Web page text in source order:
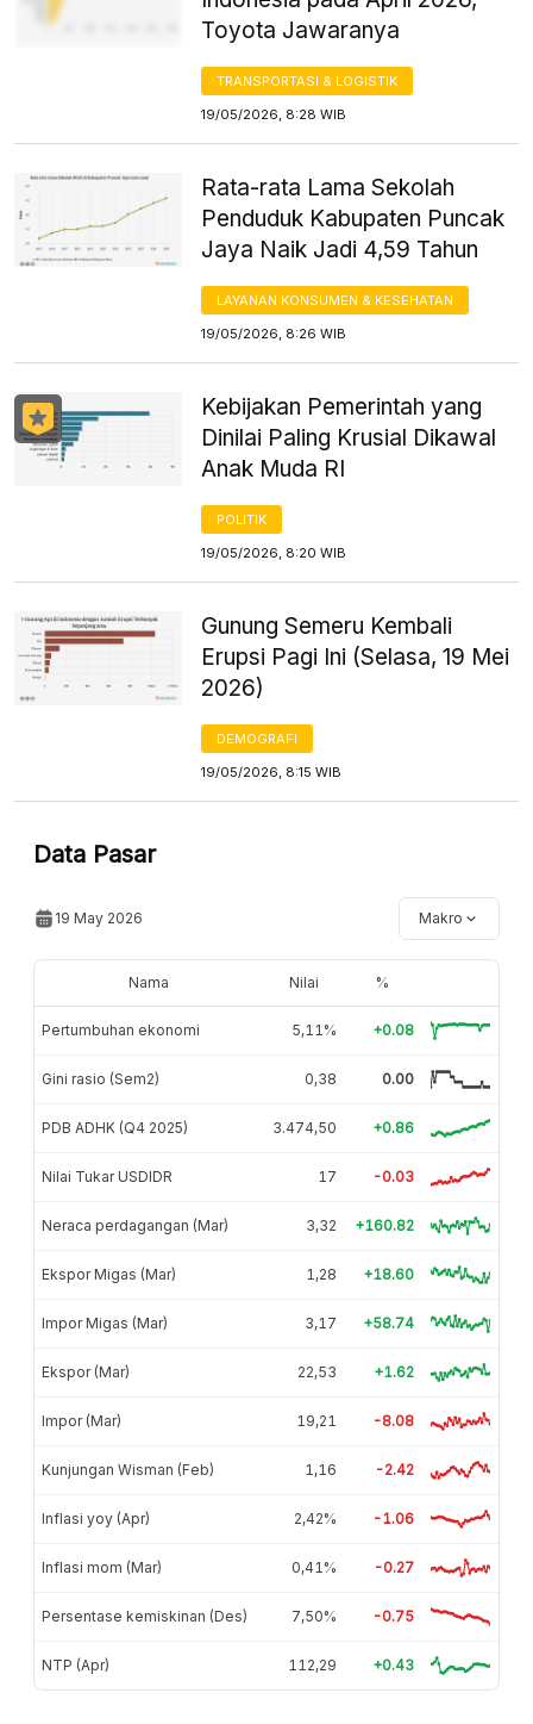
Toyota Jawaranya
TRANSPORTASI & LOGISTIK
19/05/2026, 8:28 WIB
Rata-rata Lama Sekolah
Penduduk Kabupaten Puncak
Jaya Naik Jadi 4,59 Tahun
LAYANAN KONSUMEN & KESEHATAN
19/05/2026, 8:26 WIB
Kebijakan Pemerintah yang
Dinilai Paling Krusial Dikawal
Anak Muda RI
POLITIK
19/05/2026, 8:20 WIB
Gunung Semeru Kembali
Erupsi Pagi Ini (Selasa, 19 Mei
2026)
DEMOGRAFI
19/05/2026, 8:15 WIB
Data Pasar
19 May 2026 Makro
Nama Nilai %
Pertumbuhan ekonomi 5,11% +0.08
Gini rasio (Sem2) 0,38 0.00
PDB ADHK (Q4 2025) 3.474,50 +0.86
Nilai Tukar USDIDR 17 -0.03
Neraca perdagangan (Mar) 3,32 +160.82
Ekspor Migas (Mar) 1,28 +18.60
Impor Migas (Mar) 3,17 +58.74
Ekspor (Mar) 22,53 +1.62
Impor (Mar) 19,21 -8.08
Kunjungan Wisman (Feb) 1,16 -2.42
Inflasi yoy (Apr) 2,42% -1.06
Inflasi mom (Mar) 0,41% -0.27
Persentase kemiskinan (Des) 7,50% -0.75
NTP (Apr) 112,29 +0.43